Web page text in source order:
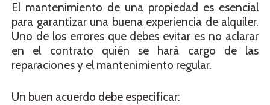
El mantenimiento de una propiedad es esencial
para garantizar una buena experiencia de alquiler.
Uno de los errores que debes evitar es no aclarar
en el contrato quién se hará cargo de las
reparaciones y el mantenimiento regular.
Un buen acuerdo debe especificar: